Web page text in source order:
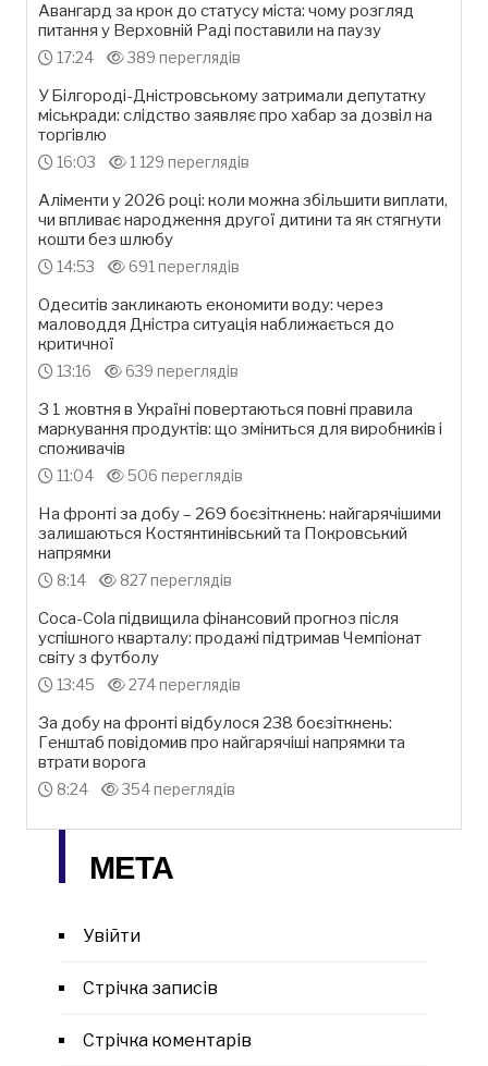
Авангард за крок до статусу міста: чому розгляд
питання у Верховній Раді поставили на паузу
17:24 389 переглядів
У Білгороді-Дністровському затримали депутатку
міськради: слідство заявляє про хабар за дозвіл на
торгівлю
16:03 1 129 переглядів
Аліменти у 2026 році: коли можна збільшити виплати,
чи впливає народження другої дитини та як стягнути
кошти без шлюбу
14:53 691 переглядів
Одеситів закликають економити воду: через
маловоддя Дністра ситуація наближається до
критичної
13:16 639 переглядів
З 1 жовтня в Україні повертаються повні правила
маркування продуктів: що зміниться для виробників і
споживачів
11:04 506 переглядів
На фронті за добу – 269 боєзіткнень: найгарячішими
залишаються Костянтинівський та Покровський
напрямки
8:14 827 переглядів
Coca-Cola підвищила фінансовий прогноз після
успішного кварталу: продажі підтримав Чемпіонат
світу з футболу
13:45 274 переглядів
За добу на фронті відбулося 238 боєзіткнень:
Генштаб повідомив про найгарячіші напрямки та
втрати ворога
8:24 354 переглядів
МЕТА
Увійти
Стрічка записів
Стрічка коментарів